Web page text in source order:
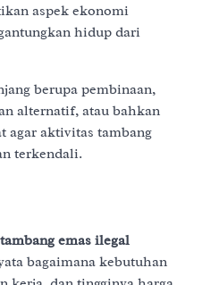
aspek ekonomi
hidup dari
berupa pembinaan,
alternatif, atau bahkan
agar aktivitas tambang
terkendali.
emas ilegal
bagaimana kebutuhan